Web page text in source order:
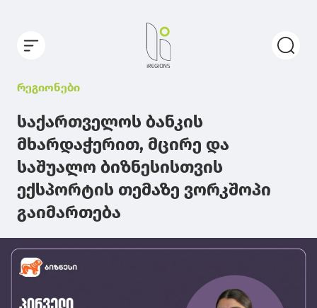
რეგიონები
საქართველოს ბანკის
მხარდაჭერით, მცირე და
საშუალო ბიზნესისთვის
ექსპორტის თემაზე ვორკშოპი
გაიმართება